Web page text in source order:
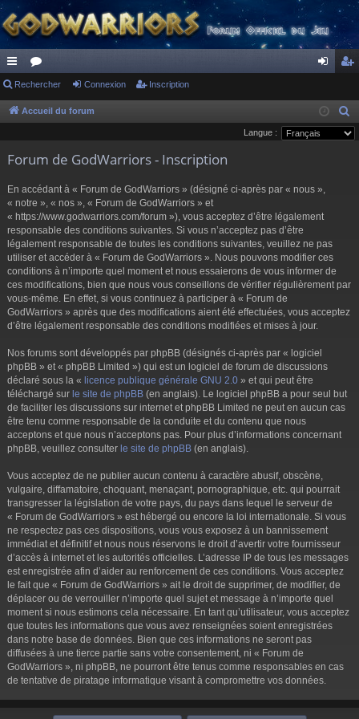
ac
co
ci
or
u
s
ne cri
pti
Rechercher Connexion Inscription
Accueil du forum
e
Langue :
Forum de GodWarriors - Inscription
En accédant à « Forum de GodWarriors » (désigné ci-après par « nous »,
« notre », « nos », « Forum de GodWarriors » et
« https://www.godwarriors.com/forum »), vous acceptez d’être légalement
responsable des conditions suivantes. Si vous n’acceptez pas d’être
légalement responsable de toutes les conditions suivantes, veuillez ne pas
utiliser et accéder à « Forum de GodWarriors ». Nous pouvons modifier ces
conditions à n’importe quel moment et nous essaierons de vous informer de
ces modifications, bien que nous vous conseillons de vérifier régulièrement par
vous-même. En effet, si vous continuez à participer à « Forum de
GodWarriors » après que des modifications aient été effectuées, vous acceptez
d’être légalement responsable des conditions modifiées et mises à jour.
Nos forums sont développés par phpBB (désignés ci-après par « logiciel
phpBB » et « phpBB Limited ») qui est un logiciel de forum de discussions
déclaré sous la « licence publique générale GNU 2.0 » et qui peut être
téléchargé sur le site de phpBB (en anglais). Le logiciel phpBB a pour seul but
de faciliter les discussions sur internet et phpBB Limited ne peut en aucun cas
être tenu comme responsable de la conduite et du contenu que nous
acceptons et que nous n’acceptons pas. Pour plus d’informations concernant
phpBB, veuillez consulter le site de phpBB (en anglais).
Vous acceptez de ne publier aucun contenu à caractère abusif, obscène,
vulgaire, diffamatoire, choquant, menaçant, pornographique, etc. qui pourrait
transgresser la législation de votre pays, du pays dans lequel le serveur de
« Forum de GodWarriors » est hébergé ou encore la loi internationale. Si vous
ne respectez pas ces dispositions, vous vous exposez à un bannissement
immédiat et définitif et nous nous réservons le droit d’avertir votre fournisseur
d’accès à internet et les autorités officielles. L’adresse IP de tous les messages
est enregistrée afin d’aider au renforcement de ces conditions. Vous acceptez
le fait que « Forum de GodWarriors » ait le droit de supprimer, de modifier, de
déplacer ou de verrouiller n’importe quel sujet et message à n’importe quel
moment si nous estimons cela nécessaire. En tant qu’utilisateur, vous acceptez
que toutes les informations que vous avez renseignées soient enregistrées
dans notre base de données. Bien que ces informations ne seront pas
diffusées à une tierce partie sans votre consentement, ni « Forum de
GodWarriors », ni phpBB, ne pourront être tenus comme responsables en cas
de tentative de piratage informatique visant à compromettre vos données.